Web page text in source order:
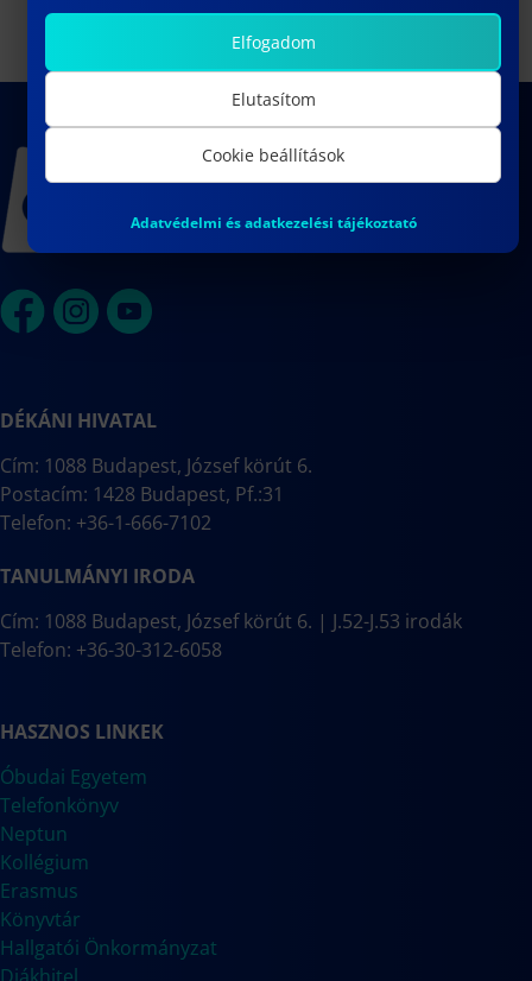
DÉKÁNI HIVATAL
Cím: 1088 Budapest, József körút 6.
Postacím: 1428 Budapest, Pf.:31
Telefon: +36-1-666-7102
TANULMÁNYI IRODA
Cím: 1088 Budapest, József körút 6. | J.52-J.53 irodák
Telefon: +36-30-312-6058
HASZNOS LINKEK
Óbudai Egyetem
Telefonkönyv
Neptun
Kollégium
Erasmus
Könyvtár
Hallgatói Önkormányzat
Elfogadom
Elutasítom
Cookie beállítások
Adatvédelmi és adatkezelési tájékoztató